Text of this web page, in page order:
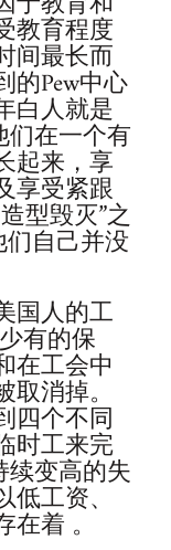
教育程度
间最长而
Pew中心
白人就是
们在一个有
起来，享
享受紧跟
型毁灭”之
自己并没
国人的工
有的保
在工会中
消掉。
四个不同
时工来完
续变高的失
工资、
着 。